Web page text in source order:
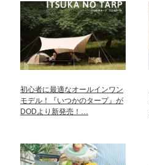
初心者に最適なオールインワン
モデル！『いつかのタープ』が
DODより新発売！…